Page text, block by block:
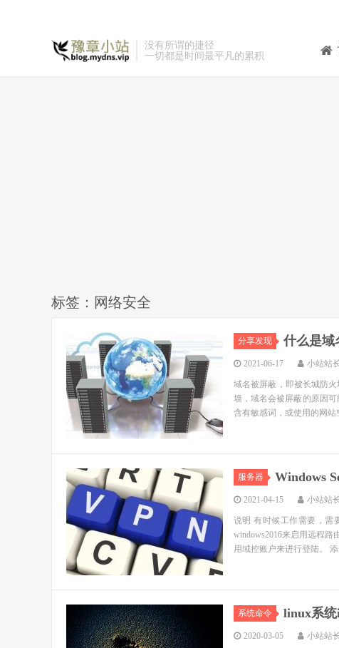
没有所谓的捷径
一切都是时间最平凡的累积
标签：网络安全
分享发现 什么是域
2021-06-17 小站站
域名被屏蔽，即被长城防火
墙，域名会被屏蔽的原因
含有敏感词，或使用的网站
服务器 Windows
2021-04-15 小站站
说明 有时候工作需要，需
windows2016来启用远程
用域控账户来进行登陆。
系统命令 linux系
2020-03-05 小站站